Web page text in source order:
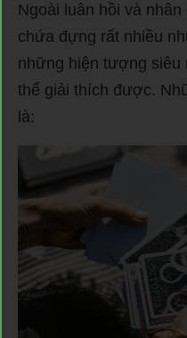
Ngoài luân hồi và
chứa đựng rất nhiều
những hiện tượng siêu
thể giải thích được.
là: